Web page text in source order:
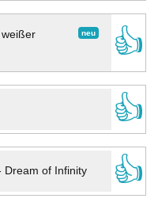
neu
👍
👍
Dream of Infinity
👍